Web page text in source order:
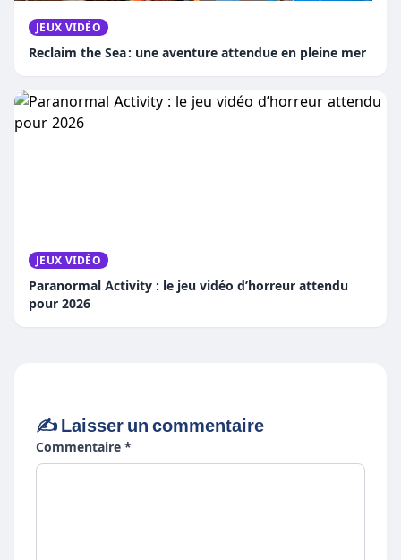
JEUX VIDÉO
Reclaim the Sea : une aventure attendue en pleine mer
JEUX VIDÉO
Paranormal Activity : le jeu vidéo d’horreur attendu
pour 2026
✍️ Laisser un commentaire
Commentaire *